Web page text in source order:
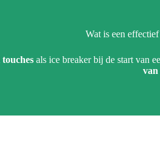
Wat is een
als ice breaker bij de start van
van